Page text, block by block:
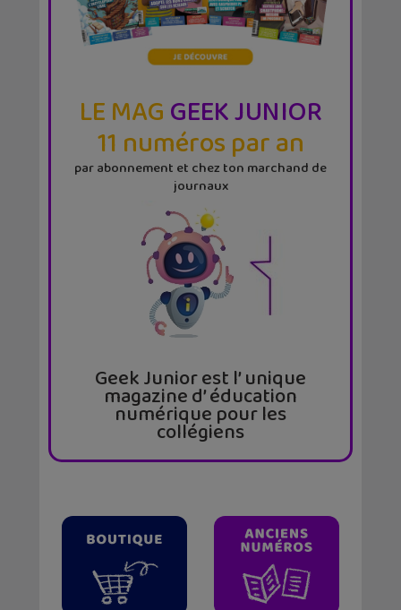
LE MAGGEEK JUNIOR
11 numéros par an
par abonnement et chez ton marchand de
journaux
Geek Junior est l’ unique
magazine d’ éducation
numérique pour les
collégiens